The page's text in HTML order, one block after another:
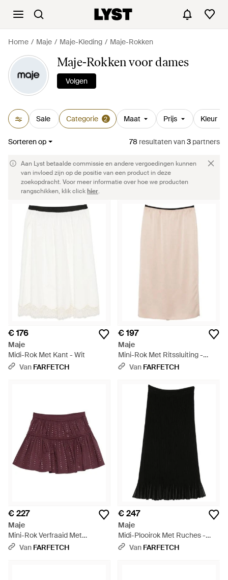
Home Maje Maje-Kleding Maje-Rokken
Maje-Rokken voor dames
Volgen
Sale Categorie 2 Maat Prijs Kleur
Sorteren op 78 resultatenvan3 partners
Aan Lyst betaalde commissie en andere vergoedingen kunnen
van invloed zijn op de positie van een product in deze
zoekopdracht. Voor meer informatie over hoe we producten
rangschikken, klik clickhier.
€ 176
Maje
Midi-Rok Met Kant - Wit
Van FARFETCH
€ 197
Maje
Mini-Rok Met Ritssluiting -
Naturel
Van FARFETCH
€ 227
Maje
Mini-Rok Verfraaid Met
Pailletten En Ruches - Paars
Van FARFETCH
€ 247
Maje
Midi-Plooirok Met Ruches -
Zwart
Van FARFETCH